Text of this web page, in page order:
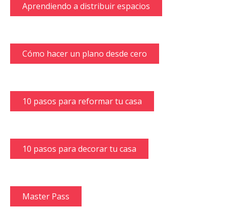
Aprendiendo a distribuir espacios
Cómo hacer un plano desde cero
10 pasos para reformar tu casa
10 pasos para decorar tu casa
Master Pass